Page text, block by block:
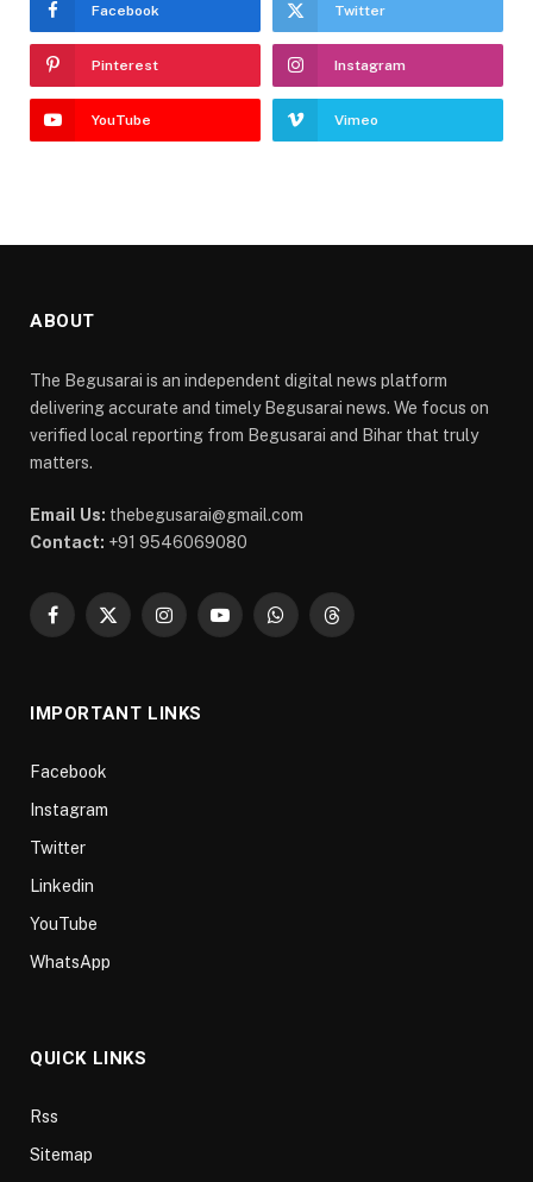
Facebook Twitter
Pinterest Instagram
YouTube Vimeo
ABOUT
The Begusarai is an independent digital news platform
delivering accurate and timely Begusarai news. We focus on
verified local reporting from Begusarai and Bihar that truly
matters.
Email Us: thebegusarai@gmail.com
Contact: +91 9546069080
Facebook
X
InstagramYouTubeWhatsAppThreads
IMPORTANT LINKS
Facebook
Instagram
Twitter
Linkedin
YouTube
WhatsApp
QUICK LINKS
Rss
Sitemap